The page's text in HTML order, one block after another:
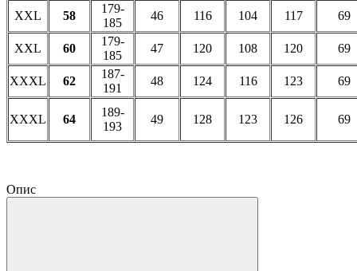
XXL 58
179-
185
46 116 104 117 69
XXL 60
179-
185
47 120 108 120 69
XXXL 62
187-
191
48 124 116 123 69
XXXL 64
189-
193
49 128 123 126 69
Опис